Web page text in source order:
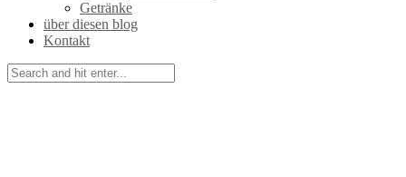
Getränke
über diesen blog
Kontakt